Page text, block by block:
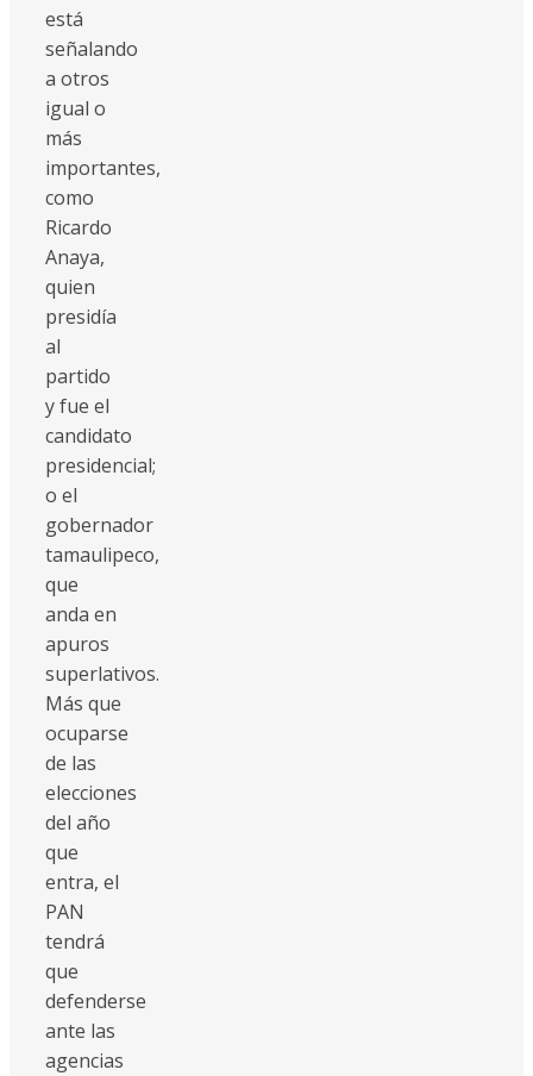
está
señalando
a otros
igual o
más
importantes,
como
Ricardo
Anaya,
quien
presidía
al
partido
y fue el
candidato
presidencial;
o el
gobernador
tamaulipeco,
que
anda en
apuros
superlativos.
Más que
ocuparse
de las
elecciones
del año
que
entra, el
PAN
tendrá
que
defenderse
ante las
agencias